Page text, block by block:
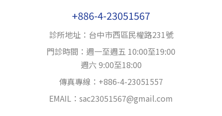
+886-4-23051567
診所地址：台中巿西區民權路231號
門診時間：週一至週五 10:00至19:00
週六 9:00至18:00
傳真專線：+886-4-23051557
EMAIL： sac23051567@gmail.com